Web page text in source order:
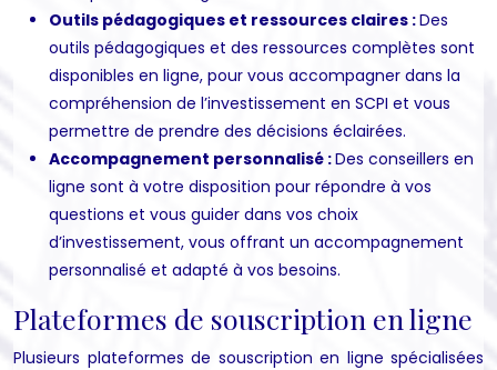
Outils pédagogiques et ressources claires :Des
outils pédagogiques et des ressources complètes sont
disponibles en ligne, pour vous accompagner dans la
compréhension de l’investissement en SCPI et vous
permettre de prendre des décisions éclairées.
Accompagnement personnalisé :Des conseillers en
ligne sont à votre disposition pour répondre à vos
questions et vous guider dans vos choix
d’investissement, vous offrant un accompagnement
personnalisé et adapté à vos besoins.
Plateformes de souscription en ligne
Plusieurs plateformes de souscription en ligne spécialisées